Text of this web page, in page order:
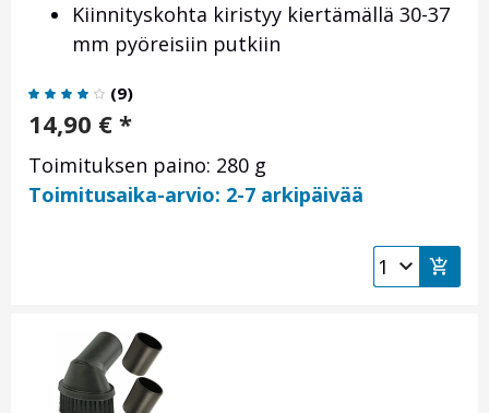
Kiinnityskohta kiristyy kiertämällä 30-37
mm pyöreisiin putkiin
(9)
14,90 € *
Toimituksen paino: 280 g
Toimitusaika-arvio: 2-7 arkipäivää